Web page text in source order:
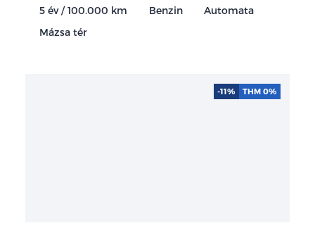
5 év / 100.000 km Benzin
Automata
Mázsa tér
-11% THM 0%